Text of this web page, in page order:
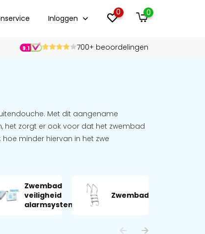
Inloggen
0 0
9.1 700+ beoordelingen
Met dit aangename
het zorgt er ook voor dat het zwembad
minder hiervan in het zwe
Zwembad
veiligheid
alarmsystem...
Zwembadtrappen